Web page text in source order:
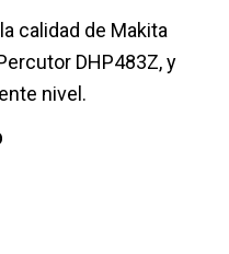
calidad de Makita
DHP483Z, y
nivel.